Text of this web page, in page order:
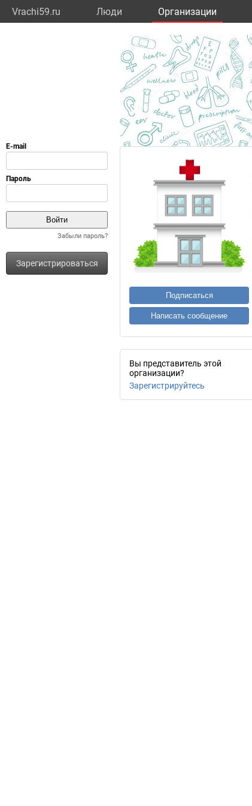
Vrachi59.ru Люди Организации
Забыли пароль?
Зарегистрироваться
Подписаться
Написать сообщение
Вы представитель этой
организации?
Зарегистрируйтесь